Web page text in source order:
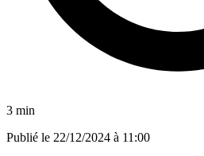
3 min
Publié le 22/12/2024 à 11:00